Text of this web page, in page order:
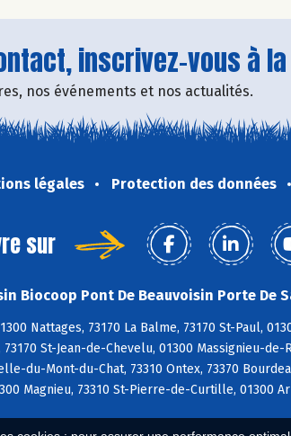
inscrivez-vous à
nos événements et nos actualités.
légales Protection des données
sur
Biocoop Pont De Beauvoisin Porte De
Nattages, 73170 La Balme, 73170 St-Paul,
73170 St-Jean-de-Chevelu, 01300 Massignieu-
du-Mont-du-Chat, 73310 Ontex, 73370
Magnieu, 73310 St-Pierre-de-Curtille, 01300